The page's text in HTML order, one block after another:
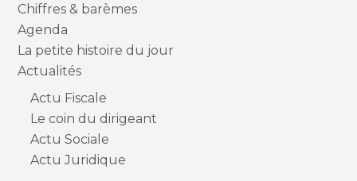
Chiffres & barèmes
Agenda
La petite histoire du jour
Actualités
Actu Fiscale
Le coin du dirigeant
Actu Sociale
Actu Juridique